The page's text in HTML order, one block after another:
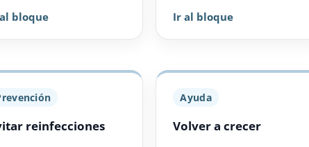
bloque Ir al bloque
reinfecciones
Ayuda
Volver a crecer